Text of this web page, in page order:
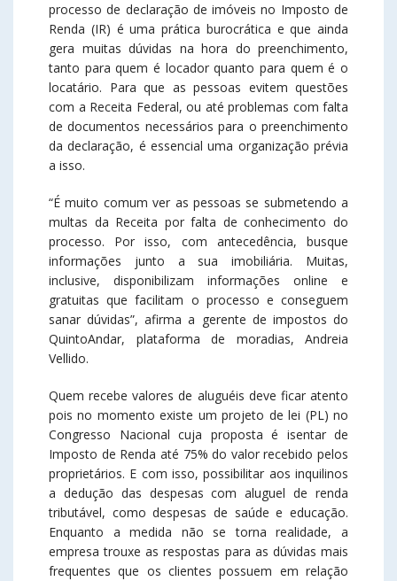
processo de declaração de imóveis no Imposto de
Renda (IR) é uma prática burocrática e que ainda
gera muitas dúvidas na hora do preenchimento,
tanto para quem é locador quanto para quem é o
locatário. Para que as pessoas evitem questões
com a Receita Federal, ou até problemas com falta
de documentos necessários para o preenchimento
da declaração, é essencial uma organização prévia
a isso.
“É muito comum ver as pessoas se submetendo a
multas da Receita por falta de conhecimento do
processo. Por isso, com antecedência, busque
informações junto a sua imobiliária. Muitas,
inclusive, disponibilizam informações online e
gratuitas que facilitam o processo e conseguem
sanar dúvidas”, afirma a gerente de impostos do
QuintoAndar, plataforma de moradias, Andreia
Vellido.
Quem recebe valores de aluguéis deve ficar atento
pois no momento existe um projeto de lei (PL) no
Congresso Nacional cuja proposta é isentar de
Imposto de Renda até 75% do valor recebido pelos
proprietários. E com isso, possibilitar aos inquilinos
a dedução das despesas com aluguel de renda
tributável, como despesas de saúde e educação.
Enquanto a medida não se torna realidade, a
empresa trouxe as respostas para as dúvidas mais
frequentes que os clientes possuem em relação